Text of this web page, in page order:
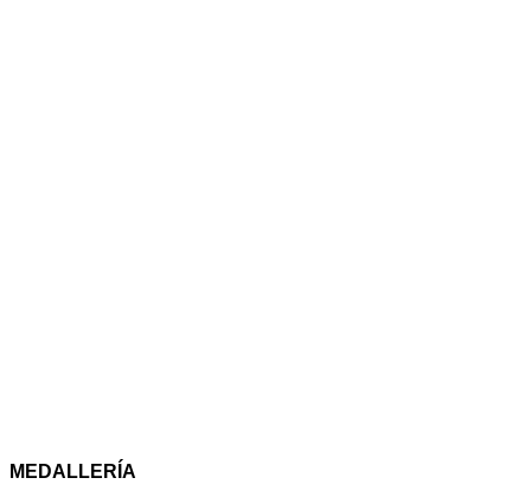
MEDALLERÍA